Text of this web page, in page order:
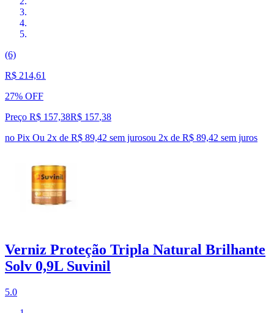
(6)
R$ 214,61
27% OFF
Preço R$ 157,38R$ 157,38
no Pix Ou 2x de R$ 89,42 sem jurosou 2x de R$ 89,42 sem juros
Verniz Proteção Tripla Natural Brilhante
Solv 0,9L Suvinil
5.0